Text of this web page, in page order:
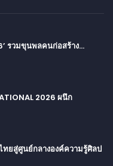
รวมขุนพลคนก่อสร้าง…
2026 ผนึก
ทยสู่ศูนย์กลางองค์ความรู้ศิลป